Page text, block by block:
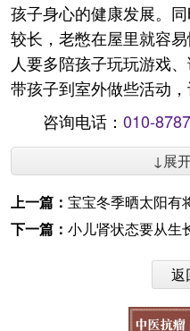
孩子身心的健康发展。
较长，老憋在屋里就容
人要多陪孩子玩玩游戏
带孩子到室外做些活动
咨询电话： 010-
↓展
上一篇： 宝宝冬季晒太阳有
下一篇： 小儿肾状态要从生
返